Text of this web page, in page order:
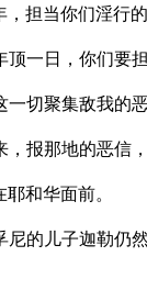
担当你们淫行
一日，你们要
切聚集敌我的
报那地的恶信
和华面前。
的儿子迦勒仍然